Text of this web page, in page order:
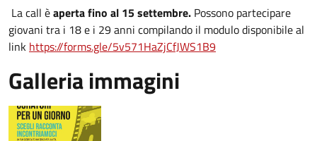
La call èaperta fino al 15 settembre. Possono partecipare
giovani tra i 18 e i 29 anni compilando il modulo disponibile al
link https://forms.gle/5v571HaZjCfJWS1B9
Galleria immagini